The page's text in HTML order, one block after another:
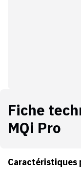
Fiche
MQi Pro
Caractéristiques